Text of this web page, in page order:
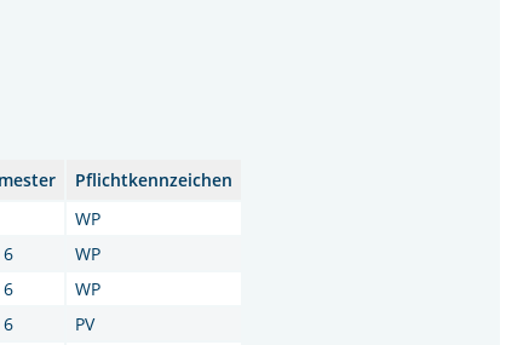
Pflichtkennzeichen
WP
6
WP
6
WP
6
PV